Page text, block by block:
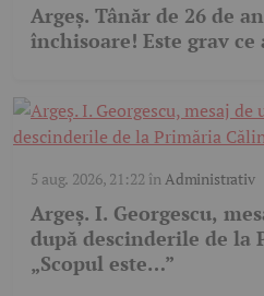
Argeș. Tânăr de 26 de
închisoare! Este grav ce
5 aug. 2026, 21:22 în Administrativ
Argeș. I. Georgescu,
după descinderile de la
„Scopul este…”